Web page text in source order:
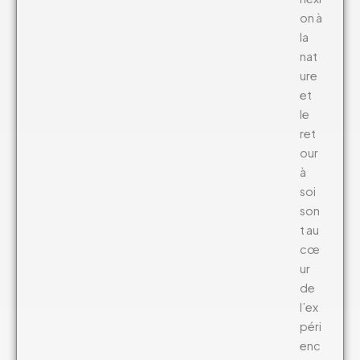
on à
la
nat
ure
et
le
ret
our
à
soi
son
t au
cœ
ur
de
l’ex
péri
enc